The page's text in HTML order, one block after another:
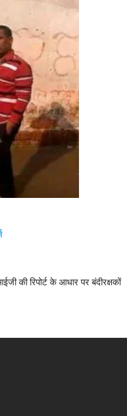
की रिपोर्ट के आधार पर बंदीरक्षकों